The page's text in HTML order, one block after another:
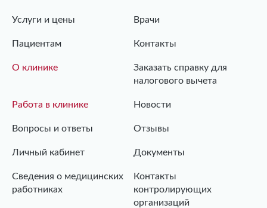
Услуги и цены Врачи
Пациентам Контакты
О клинике
Заказать справку для
налогового вычета
Работа в клинике Новости
Вопросы и ответы Отзывы
Личный кабинет Документы
Сведения о медицинских
работниках
Контакты
контролирующих
организаций